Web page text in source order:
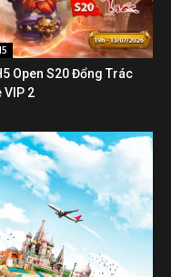
Open S20 Đổng Trác
VIP 2